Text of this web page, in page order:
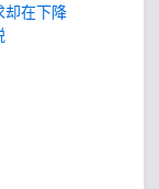
却在下降